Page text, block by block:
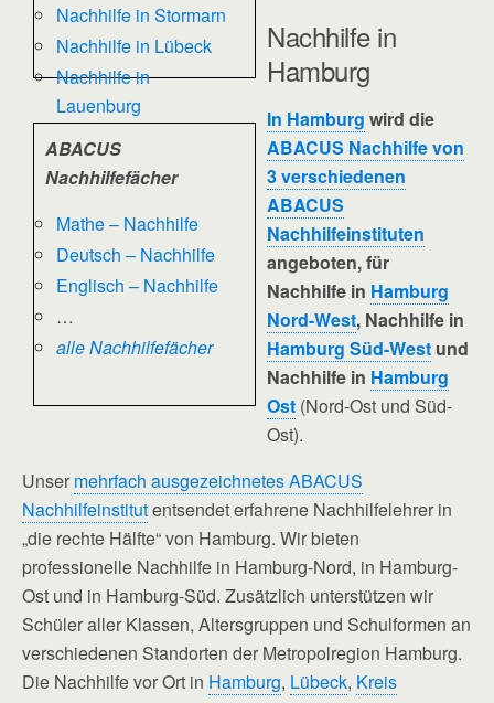
Nachhilfe in Stormarn
Nachhilfe in Lübeck
Nachhilfe in
Lauenburg
ABACUS
Nachhilfefächer
Mathe – Nachhilfe
Deutsch – Nachhilfe
Englisch – Nachhilfe
…
alle Nachhilfefächer
Nachhilfe in
Hamburg
In Hamburg wird die
ABACUS Nachhilfe von
3 verschiedenen
ABACUS
Nachhilfeinstituten
angeboten, für
Nachhilfe in Hamburg
Nord-West, Nachhilfe in
Hamburg Süd-West und
Nachhilfe in Hamburg
Ost (Nord-Ost und Süd-
Ost).
Unser mehrfach ausgezeichnetes ABACUS
Nachhilfeinstitutentsendet erfahrene Nachhilfelehrer in
„die rechte Hälfte“ von Hamburg. Wir bieten
professionelle Nachhilfe in Hamburg-Nord, in Hamburg-
Ost und in Hamburg-Süd. Zusätzlich unterstützen wir
Schüler aller Klassen, Altersgruppen und Schulformen an
verschiedenen Standorten der Metropolregion Hamburg.
Die Nachhilfe vor Ort in Hamburg, Lübeck, Kreis